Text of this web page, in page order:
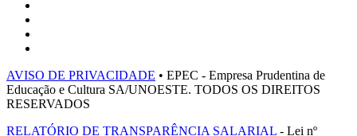
AVISO DE PRIVACIDADE • EPEC - Empresa Prudentina de
Educação e Cultura SA/UNOESTE. TODOS OS DIREITOS
RESERVADOS
RELATÓRIO DE TRANSPARÊNCIA SALARIAL - Lei nº